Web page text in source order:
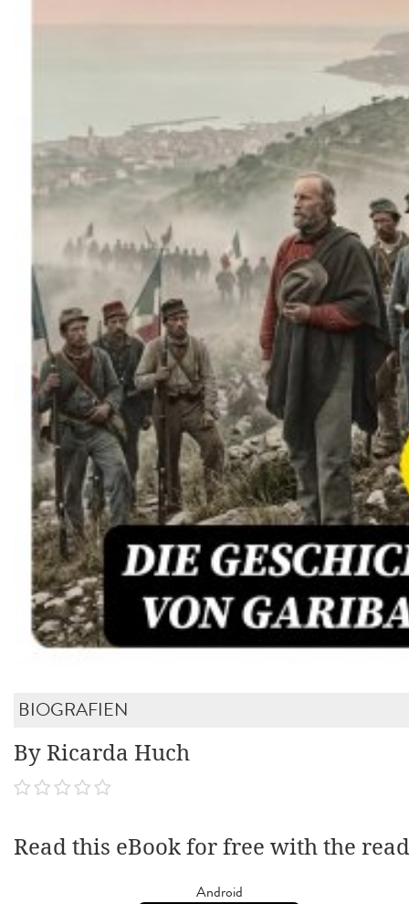
BIOGRAFIEN
By Ricarda Huch
Read this eBook for free with the
Android